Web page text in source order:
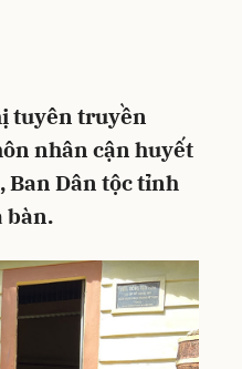
tuyên truyền
nhân cận huyết
Ban Dân tộc tỉnh
bàn.